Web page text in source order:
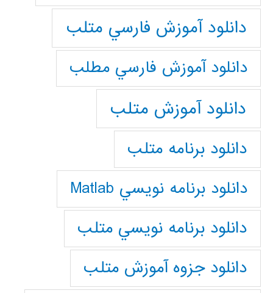
دانلود آموزش فارسي متلب
دانلود آموزش فارسي مطلب
دانلود آموزش متلب
دانلود برنامه متلب
دانلود برنامه نويسي Matlab
دانلود برنامه نويسي متلب
دانلود جزوه آموزش متلب